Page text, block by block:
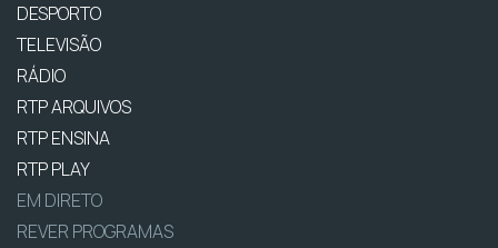
DESPORTO
TELEVISÃO
RÁDIO
RTP ARQUIVOS
RTP ENSINA
RTP PLAY
EM DIRETO
REVER PROGRAMAS